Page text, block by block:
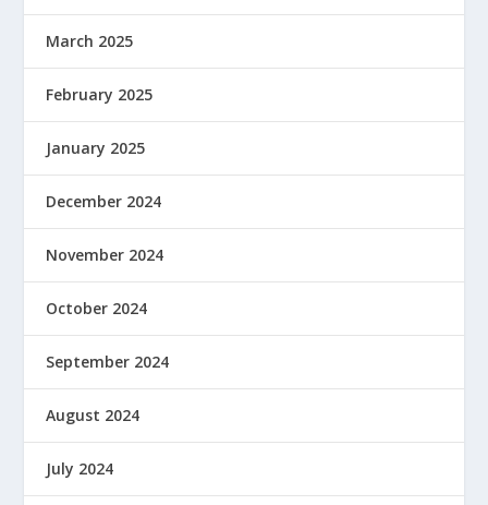
March 2025
February 2025
January 2025
December 2024
November 2024
October 2024
September 2024
August 2024
July 2024